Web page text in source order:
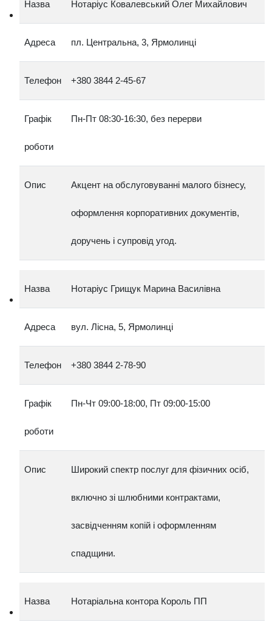
Назва Нотаріус Ковалевський Олег Михайлович
Адреса пл. Центральна, 3, Ярмолинці
Телефон +380 3844 2‑45‑67
Графік
роботи
Пн‑Пт 08:30‑16:30, без перерви
Опис Акцент на обслуговуванні малого бізнесу,
оформлення корпоративних документів,
доручень і супровід угод.
Назва Нотаріус Грищук Марина Василівна
Адреса вул. Лісна, 5, Ярмолинці
Телефон +380 3844 2‑78‑90
Графік
роботи
Пн‑Чт 09:00‑18:00, Пт 09:00‑15:00
Опис Широкий спектр послуг для фізичних осіб,
включно зі шлюбними контрактами,
засвідченням копій і оформленням
спадщини.
Назва Нотаріальна контора Король ПП